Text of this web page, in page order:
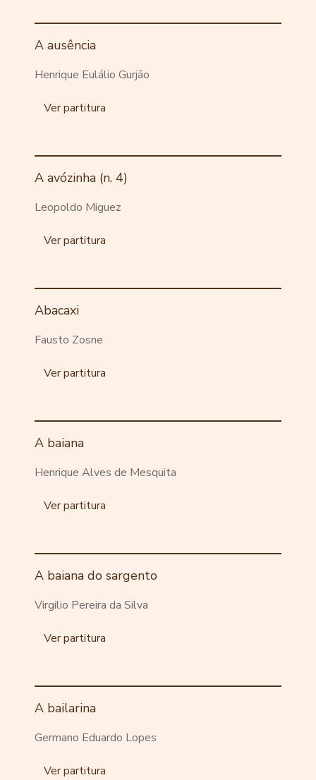
A ausência
Henrique Eulálio Gurjão
Ver partitura
A avózinha (n. 4)
Leopoldo Miguez
Ver partitura
Abacaxi
Fausto Zosne
Ver partitura
A baiana
Henrique Alves de Mesquita
Ver partitura
A baiana do sargento
Virgilio Pereira da Silva
Ver partitura
A bailarina
Germano Eduardo Lopes
Ver partitura